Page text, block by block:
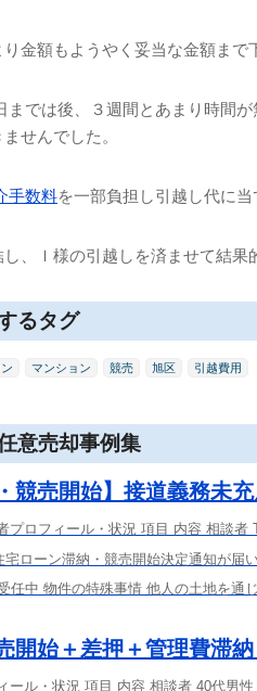
金額もようやく妥当な金額まで
までは後、３週間とあまり時間
せんでした。
手数料を一部負担し引越し代に当
、Ｉ様の引越しを済ませて結果
るタグ
マンション 競売 旭区 引越費用
意売却事例集
競売開始】接道義務未
プロフィール・状況 項目 内容 相談
ローン滞納・競売開始決定通知が
任中 物件の特殊事情 他人の土地を
開始＋差押＋管理費滞
ール・状況 項目 内容 相談者 40代男